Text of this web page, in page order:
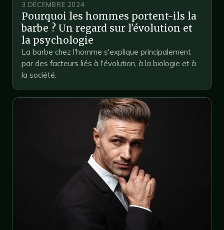
3 DÉCEMBRE 2024
Pourquoi les hommes portent-ils la
barbe ? Un regard sur l'évolution et
la psychologie
La barbe chez l'homme s'explique principalement
par des facteurs liés à l'évolution, à la biologie et à
la société.